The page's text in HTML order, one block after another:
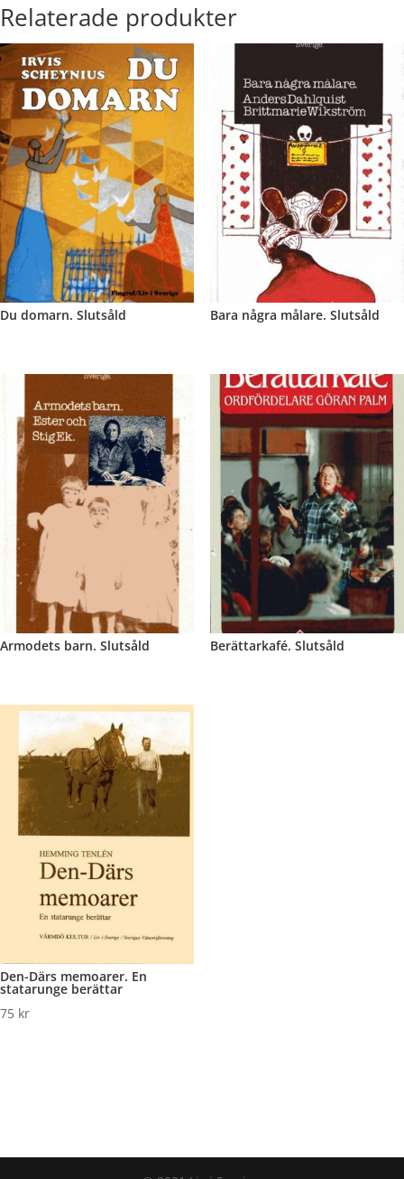
Relaterade produkter
Du domarn. Slutsåld Bara några målare. Slutsåld
Armodets barn. Slutsåld Berättarkafé. Slutsåld
Den-Därs memoarer. En
statarunge berättar
75 kr